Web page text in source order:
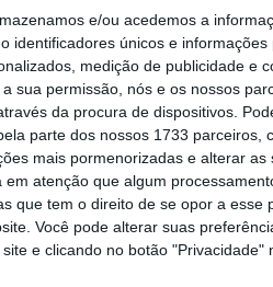
e/ou acedemos a
identificadores únicos e
medição de publicidade e
a sua permissão, nós e os nossos
da procura de dispositivos.
parte dos nossos 1733 parceiros,
mais pormenorizadas e alterar
em atenção que algum
que tem o direito de se opor a esse
Você pode alterar suas
e clicando no botão "Privacidade"
MotoGP: Moto3,
Almansa comanda
Silverstone
7 AGOSTO, 2026
Domizia Castagnini Ducati